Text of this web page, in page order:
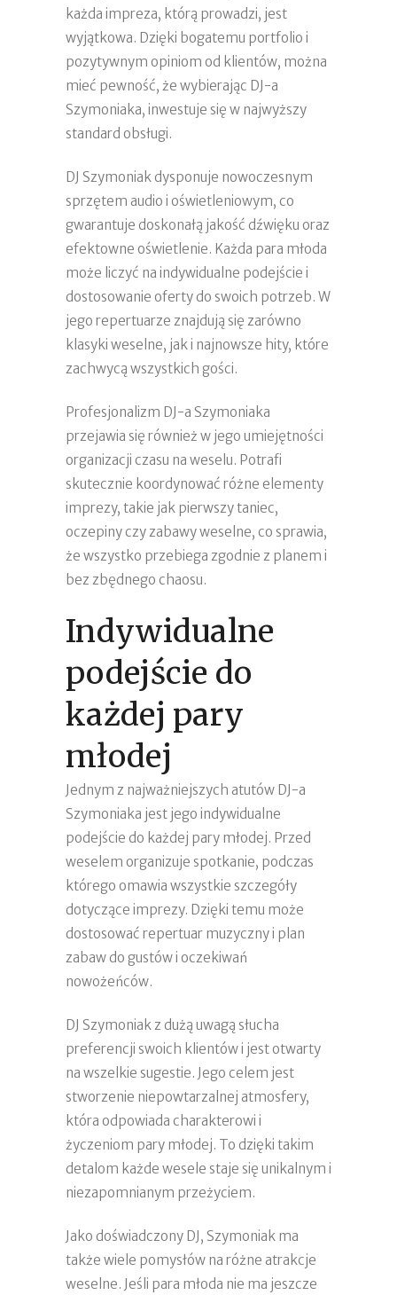
każda impreza, którą prowadzi, jest
wyjątkowa. Dzięki bogatemu portfolio i
pozytywnym opiniom od klientów, można
mieć pewność, że wybierając DJ-a
Szymoniaka, inwestuje się w najwyższy
standard obsługi.
DJ Szymoniak dysponuje nowoczesnym
sprzętem audio i oświetleniowym, co
gwarantuje doskonałą jakość dźwięku oraz
efektowne oświetlenie. Każda para młoda
może liczyć na indywidualne podejście i
dostosowanie oferty do swoich potrzeb. W
jego repertuarze znajdują się zarówno
klasyki weselne, jak i najnowsze hity, które
zachwycą wszystkich gości.
Profesjonalizm DJ-a Szymoniaka
przejawia się również w jego umiejętności
organizacji czasu na weselu. Potrafi
skutecznie koordynować różne elementy
imprezy, takie jak pierwszy taniec,
oczepiny czy zabawy weselne, co sprawia,
że wszystko przebiega zgodnie z planem i
bez zbędnego chaosu.
Indywidualne
podejście do
każdej pary
młodej
Jednym z najważniejszych atutów DJ-a
Szymoniaka jest jego indywidualne
podejście do każdej pary młodej. Przed
weselem organizuje spotkanie, podczas
którego omawia wszystkie szczegóły
dotyczące imprezy. Dzięki temu może
dostosować repertuar muzyczny i plan
zabaw do gustów i oczekiwań
nowożeńców.
DJ Szymoniak z dużą uwagą słucha
preferencji swoich klientów i jest otwarty
na wszelkie sugestie. Jego celem jest
stworzenie niepowtarzalnej atmosfery,
która odpowiada charakterowi i
życzeniom pary młodej. To dzięki takim
detalom każde wesele staje się unikalnym i
niezapomnianym przeżyciem.
Jako doświadczony DJ, Szymoniak ma
także wiele pomysłów na różne atrakcje
weselne. Jeśli para młoda nie ma jeszcze